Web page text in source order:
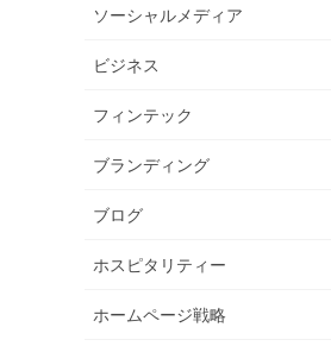
ソーシャルメディア
ビジネス
フィンテック
ブランディング
ブログ
ホスピタリティー
ホームページ戦略